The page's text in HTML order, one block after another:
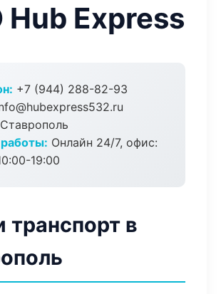
Express
+7 (944) 288-82-93
Ставрополь
Онлайн 24/7, офис:
19:00
транспорт в